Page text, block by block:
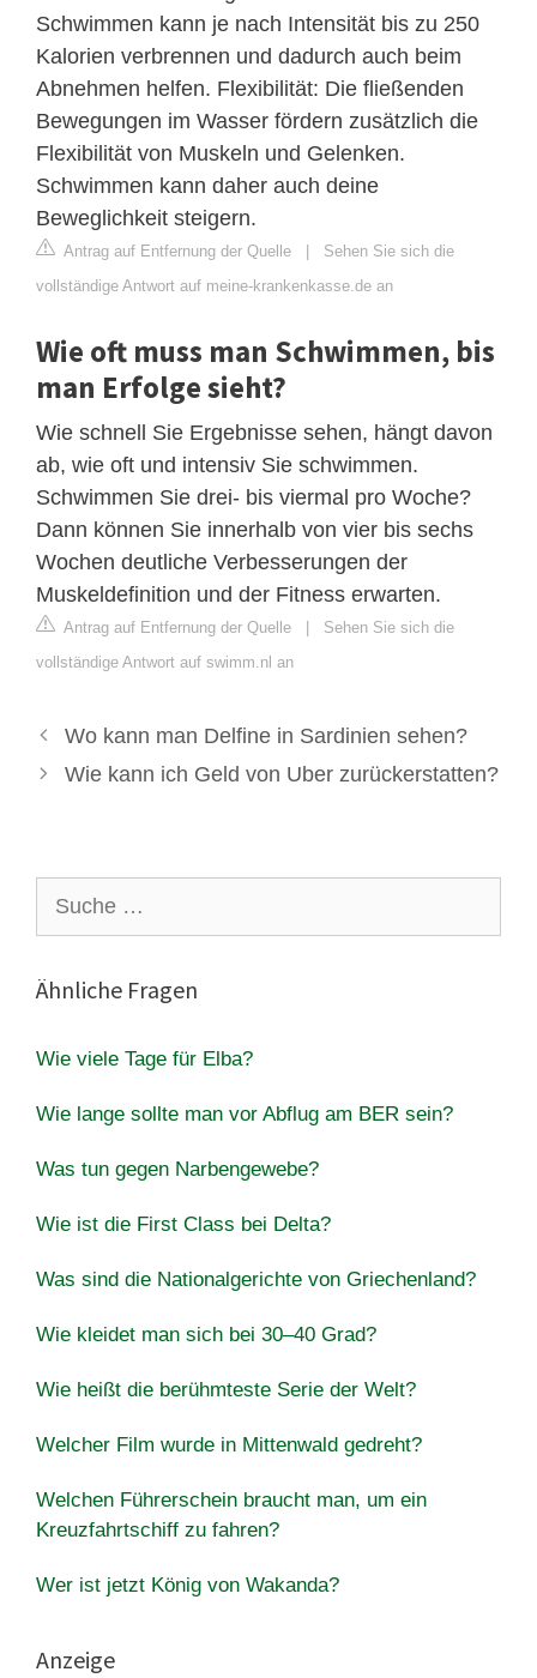
Schwimmen kann je nach Intensität bis zu 250
Kalorien verbrennen und dadurch auch beim
Abnehmen helfen. Flexibilität: Die fließenden
Bewegungen im Wasser fördern zusätzlich die
Flexibilität von Muskeln und Gelenken.
Schwimmen kann daher auch deine
Beweglichkeit steigern.
Antrag auf Entfernung der Quelle | Sehen Sie sich die
vollständige Antwort auf meine-krankenkasse.de an
Wie oft muss man Schwimmen, bis
man Erfolge sieht?
Wie schnell Sie Ergebnisse sehen, hängt davon
ab, wie oft und intensiv Sie schwimmen.
Schwimmen Sie drei- bis viermal pro Woche?
Dann können Sie innerhalb von vier bis sechs
Wochen deutliche Verbesserungen der
Muskeldefinition und der Fitness erwarten.
Antrag auf Entfernung der Quelle | Sehen Sie sich die
vollständige Antwort auf swimm.nl an
Wo kann man Delfine in Sardinien sehen?
Wie kann ich Geld von Uber zurückerstatten?
nach:
Ähnliche Fragen
Wie viele Tage für Elba?
Wie lange sollte man vor Abflug am BER sein?
Was tun gegen Narbengewebe?
Wie ist die First Class bei Delta?
Was sind die Nationalgerichte von Griechenland?
Wie kleidet man sich bei 30–40 Grad?
Wie heißt die berühmteste Serie der Welt?
Welcher Film wurde in Mittenwald gedreht?
Welchen Führerschein braucht man, um ein
Kreuzfahrtschiff zu fahren?
Wer ist jetzt König von Wakanda?
Anzeige